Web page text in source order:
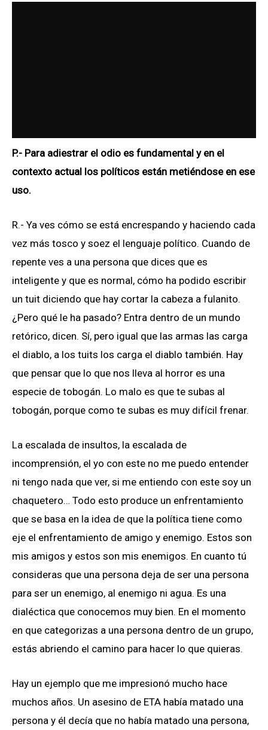
P.- Para adiestrar el odio es fundamental y en el
contexto actual los políticos están metiéndose en ese
uso.
R.- Ya ves cómo se está encrespando y haciendo cada
vez más tosco y soez el lenguaje político. Cuando de
repente ves a una persona que dices que es
inteligente y que es normal, cómo ha podido escribir
un tuit diciendo que hay cortar la cabeza a fulanito.
¿Pero qué le ha pasado? Entra dentro de un mundo
retórico, dicen. Sí, pero igual que las armas las carga
el diablo, a los tuits los carga el diablo también. Hay
que pensar que lo que nos lleva al horror es una
especie de tobogán. Lo malo es que te subas al
tobogán, porque como te subas es muy difícil frenar.
La escalada de insultos, la escalada de
incomprensión, el yo con este no me puedo entender
ni tengo nada que ver, si me entiendo con este soy un
chaquetero… Todo esto produce un enfrentamiento
que se basa en la idea de que la política tiene como
eje el enfrentamiento de amigo y enemigo. Estos son
mis amigos y estos son mis enemigos. En cuanto tú
consideras que una persona deja de ser una persona
para ser un enemigo, al enemigo ni agua. Es una
dialéctica que conocemos muy bien. En el momento
en que categorizas a una persona dentro de un grupo,
estás abriendo el camino para hacer lo que quieras.
Hay un ejemplo que me impresionó mucho hace
muchos años. Un asesino de ETA había matado una
persona y él decía que no había matado una persona,